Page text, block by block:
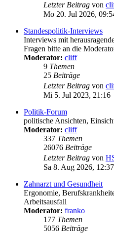
Letzter Beitrag von
Mo 20. Jul 2026,
Standespolitik-Interviews
Interviews mit
Fragen bitte an die
Moderator: cliff
9 Themen
25 Beiträge
Letzter Beitrag von
Mi 5. Jul 2023, 21:16
Politik-Forum
politische Ansichten,
Moderator: cliff
337 Themen
26076 Beiträge
Letzter Beitrag von
Sa 8. Aug 2026, 12:37
Zahnarzt und Gesundheit
Ergonomie,
Arbeitsausfall
Moderator: franko
177 Themen
5056 Beiträge